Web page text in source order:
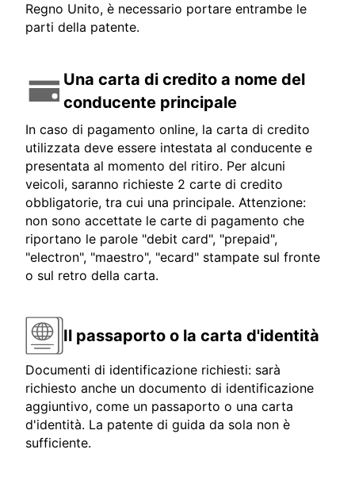
Regno Unito, è necessario portare entrambe le
parti della patente.
Una carta di credito a nome del
conducente principale
In caso di pagamento online, la carta di credito
utilizzata deve essere intestata al conducente e
presentata al momento del ritiro. Per alcuni
veicoli, saranno richieste 2 carte di credito
obbligatorie, tra cui una principale. Attenzione:
non sono accettate le carte di pagamento che
riportano le parole "debit card", "prepaid",
"electron", "maestro", "ecard" stampate sul fronte
o sul retro della carta.
Il passaporto o la carta d'identità
Documenti di identificazione richiesti: sarà
richiesto anche un documento di identificazione
aggiuntivo, come un passaporto o una carta
d'identità. La patente di guida da sola non è
sufficiente.